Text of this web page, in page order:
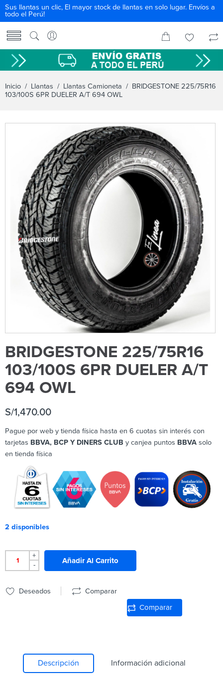
Sus llantas un clic, El mayor stock de llantas en solo lugar. Envíos a
todo el Perú!
Inicio / Llantas / Llantas Camioneta / BRIDGESTONE 225/75R16
103/100S 6PR DUELER A/T 694 OWL
BRIDGESTONE 225/75R16
103/100S 6PR DUELER A/T
694 OWL
S/1,470.00
Pague por web y tienda física hasta en 6 cuotas sin interés con
tarjetas BBVA, BCP Y DINERS CLUB y canjea puntos BBVA solo
en tienda física
2 disponibles
+
-
Añadir Al Carrito
Deseados Comparar
Comparar
Descripción Información adicional